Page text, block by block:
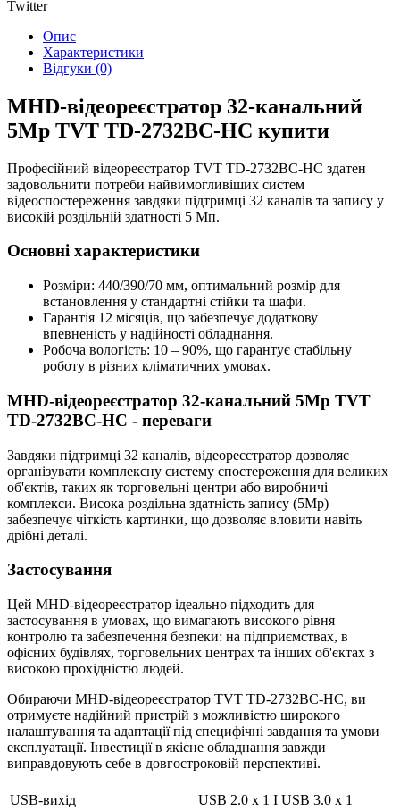
Twitter
Опис
Характеристики
Відгуки (0)
MHD-відеореєстратор 32-канальний
5Mp TVT TD-2732BC-HC купити
Професійний відеореєстратор TVT TD-2732BC-HC здатен
задовольнити потреби найвимогливіших систем
відеоспостереження завдяки підтримці 32 каналів та запису у
високій роздільній здатності 5 Мп.
Основні характеристики
Розміри: 440/390/70 мм, оптимальний розмір для
встановлення у стандартні стійки та шафи.
Гарантія 12 місяців, що забезпечує додаткову
впевненість у надійності обладнання.
Робоча вологість: 10 – 90%, що гарантує стабільну
роботу в різних кліматичних умовах.
MHD-відеореєстратор 32-канальний 5Mp TVT
TD-2732BC-HC - переваги
Завдяки підтримці 32 каналів, відеореєстратор дозволяє
організувати комплексну систему спостереження для великих
об'єктів, таких як торговельні центри або виробничі
комплекси. Висока роздільна здатність запису (5Mp)
забезпечує чіткість картинки, що дозволяє вловити навіть
дрібні деталі.
Застосування
Цей MHD-відеореєстратор ідеально підходить для
застосування в умовах, що вимагають високого рівня
контролю та забезпечення безпеки: на підприємствах, в
офісних будівлях, торговельних центрах та інших об'єктах з
високою прохідністю людей.
Обираючи MHD-відеореєстратор TVT TD-2732BC-HC, ви
отримуєте надійний пристрій з можливістю широкого
налаштування та адаптації під специфічні завдання та умови
експлуатації. Інвестиції в якісне обладнання завжди
виправдовують себе в довгостроковій перспективі.
USB-вихід
USB 2.0 x 1 І USB 3.0 x 1